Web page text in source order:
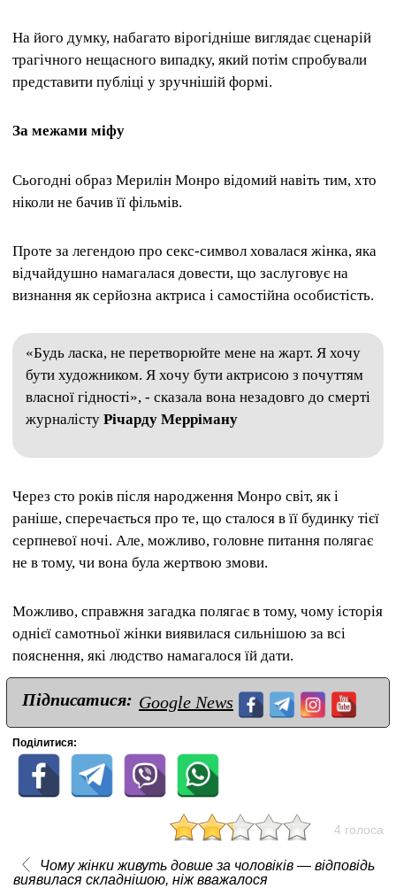
На його думку, набагато вірогідніше виглядає сценарій
трагічного нещасного випадку, який потім спробували
представити публіці у зручнішій формі.
За межами міфу
Сьогодні образ Мерилін Монро відомий навіть тим, хто
ніколи не бачив її фільмів.
Проте за легендою про секс-символ ховалася жінка, яка
відчайдушно намагалася довести, що заслуговує на
визнання як серйозна актриса і самостійна особистість.
«Будь ласка, не перетворюйте мене на жарт. Я хочу
бути художником. Я хочу бути актрисою з почуттям
власної гідності», - сказала вона незадовго до смерті
журналісту Річарду Мерріману
Через сто років після народження Монро світ, як і
раніше, сперечається про те, що сталося в її будинку тієї
серпневої ночі. Але, можливо, головне питання полягає
не в тому, чи вона була жертвою змови.
Можливо, справжня загадка полягає в тому, чому історія
однієї самотньої жінки виявилася сильнішою за всі
пояснення, які людство намагалося їй дати.
Підписатися: Google News
Поділитися:
4 голоса
Чому жінки живуть довше за чоловіків — відповідь
виявилася складнішою, ніж вважалося